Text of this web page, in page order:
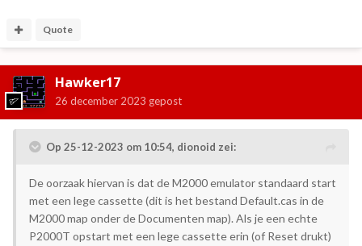
Quote
Hawker17
26 december 2023 gepost
Op 25-12-2023 om 10:54, dionoid zei:
De oorzaak hiervan is dat de M2000 emulator standaard start
met een lege cassette (dit is het bestand Default.cas in de
M2000 map onder de Documenten map). Als je een echte
P2000T opstart met een lege cassette erin (of Reset drukt)